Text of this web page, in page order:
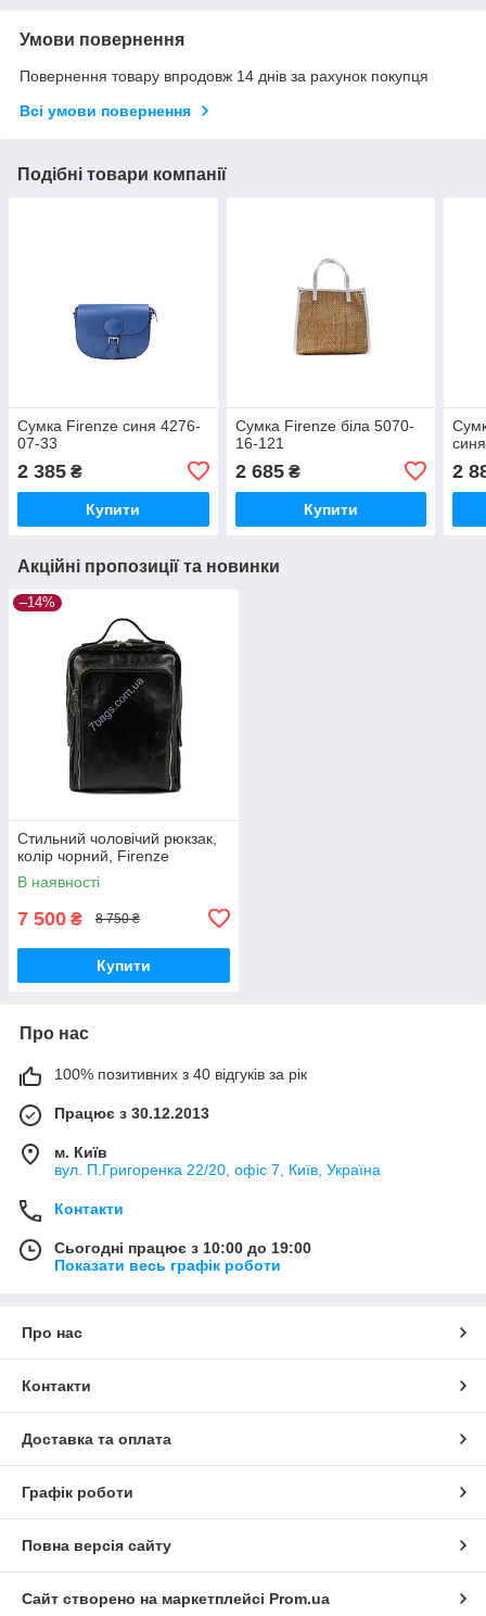
Умови повернення
Повернення товару впродовж 14 днів за рахунок покупця
Всі умови повернення
Подібні товари компанії
Сумка Firenze синя 4276-
07-33
2 385 ₴
Купити
Сумка Firenze біла 5070-
16-121
2 685₴
Купити
2
Акційні пропозиції та новинки
–14%
Стильний чоловічий рюкзак,
колір чорний, Firenze
В наявності
7 500 ₴ 8 750 ₴
Купити
Про нас
100% позитивних з 40 відгуків за рік
Працює з 30.12.2013
м. Київ
вул. П.Григоренка 22/20, офіс 7, Київ, Україна
Контакти
Сьогодні працює з 10:00 до 19:00
Показати весь графік роботи
Про нас
Контакти
Доставка та оплата
Графік роботи
Повна версія сайту
Сайт створено на маркетплейсі Prom.ua